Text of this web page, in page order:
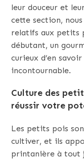
leur douceur et
cette section,
relatifs aux petits
débutant, un
curieux d’en
incontournable.
Culture des
réussir votre
Les petits pois
cultiver, et ils
printanière à tout